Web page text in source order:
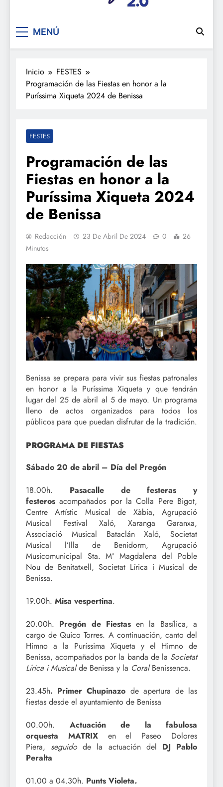
De festa en festa 2.0
MENÚ
Inicio
FESTES
Programación de las Fiestas en honor a la
Puríssima Xiqueta 2024 de Benissa
FESTES
Programación de las
Fiestas en honor a la
Puríssima Xiqueta 2024
de Benissa
Redacción 23 De Abril De 2024 0
26
Minutos
Benissa se prepara para vivir sus fiestas patronales
en honor a la Puríssima Xiqueta y que tendrán
lugar del 25 de abril al 5 de mayo. Un programa
lleno de actos organizados para todos los
públicos para que puedan disfrutar de la tradición.
PROGRAMA DE FIESTAS
Sábado 20 de abril – Día del Pregón
18.00h. Pasacalle de festeras y
festeros acompañados por la Colla Pere Bigot,
Centre Artístic Musical de Xàbia, Agrupació
Musical Festival Xaló, Xaranga Garanxa,
Associació Musical Bataclán Xaló, Societat
Musical l’Illa de Benidorm, Agrupació
Musicomunicipal Sta. Mª Magdalena del Poble
Nou de Benitatxell, Societat Lírica i Musical de
Benissa.
19.00h. Misa vespertina.
20.00h. Pregón de Fiestasen la Basílica, a
cargo de Quico Torres. A continuación, canto del
Himno a la Puríssima Xiqueta y el Himno de
Benissa, acompañados por la banda de la Societat
Lírica i Musicalde Benissa y la CoralBenissenca.
23.45h. Primer Chupinazo de apertura de las
fiestas desde el ayuntamiento de Benissa
00.00h. Actuación de la fabulosa
orquesta MATRIXen el Paseo Dolores
Piera, seguidode la actuación del DJ Pablo
Peralta
01.00 a 04.30h. Punts Violeta.